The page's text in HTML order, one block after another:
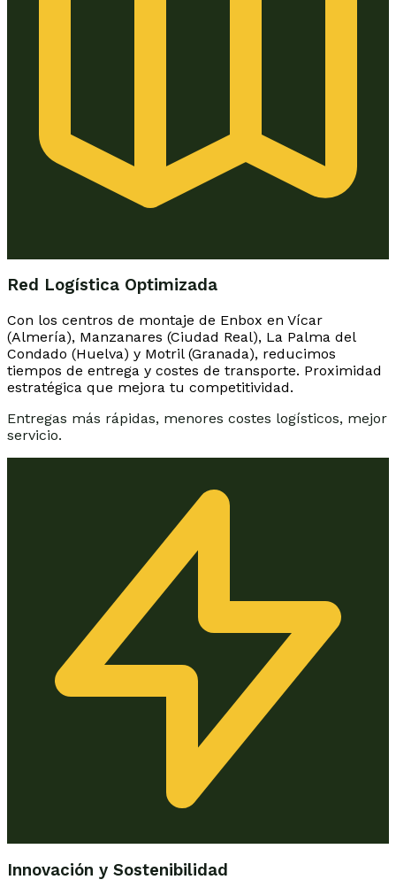
Red Logística Optimizada
Con los centros de montaje de Enbox en Vícar
(Almería), Manzanares (Ciudad Real), La Palma del
Condado (Huelva) y Motril (Granada), reducimos
tiempos de entrega y costes de transporte. Proximidad
estratégica que mejora tu competitividad.
Entregas más rápidas, menores costes logísticos, mejor
servicio.
Innovación y Sostenibilidad